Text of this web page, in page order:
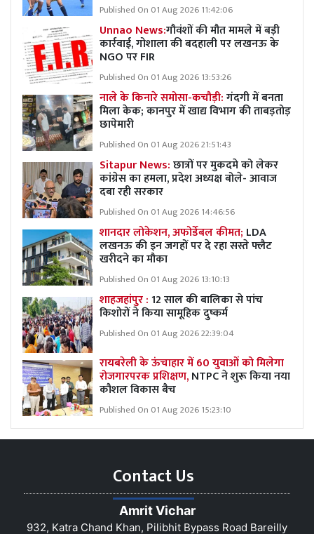
Published On 01 Aug 2026 11:42:06
Unnao News:गौवंशों की मौत मामले में बड़ी
कार्रवाई, गोशाला की बदहाली पर लखनऊ के
NGO पर FIR
Published On 01 Aug 2026 13:53:26
नाले के किनारे समोसा-कचौड़ी:गंदगी में बनता
मिला केक; कानपुर में खाद्य विभाग की ताबड़तोड़
छापेमारी
Published On 01 Aug 2026 21:51:43
Sitapur News:छात्रों पर मुकदमे को लेकर
कांग्रेस का हमला, प्रदेश अध्यक्ष बोले- आवाज
दबा रही सरकार
Published On 01 Aug 2026 14:46:56
शानदार लोकेशन, अफोर्डेबल कीमत; LDA
लखनऊ की इन जगहों पर दे रहा सस्ते फ्लैट
खरीदने का मौका
Published On 01 Aug 2026 13:10:13
शाहजहांपुर :12 साल की बालिका से पांच
किशोरों ने किया सामूहिक दुष्कर्म
Published On 01 Aug 2026 22:39:04
रायबरेली के ऊंचाहार में 60 युवाओं को मिलेगा
रोजगारपरक प्रशिक्षण,NTPC ने शुरू किया नया
कौशल विकास बैच
Published On 01 Aug 2026 15:23:10
Contact Us
Amrit Vichar
932, Katra Chand Khan, Pilibhit Bypass Road Bareilly